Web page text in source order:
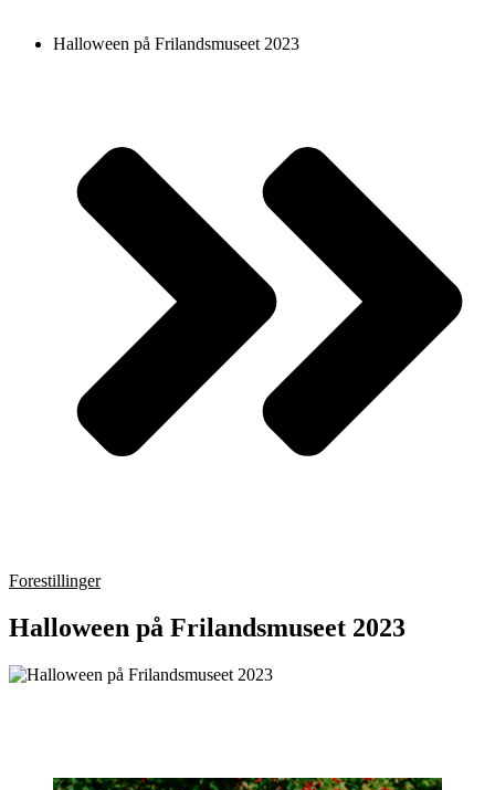
Halloween på Frilandsmuseet 2023
Forestillinger
Halloween på Frilandsmuseet 2023